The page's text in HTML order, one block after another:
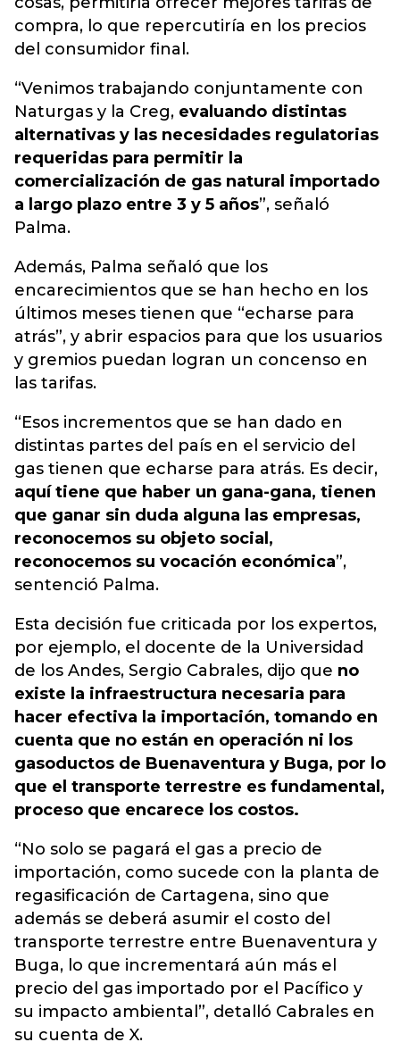
compra, lo que repercutiría en los precios
del consumidor final.
“Venimos trabajando conjuntamente con
Naturgas y la Creg, evaluando distintas
alternativas y las necesidades regulatorias
requeridas para permitir la
comercialización de gas natural importado
a largo plazo entre 3 y 5 años”, señaló
Palma.
Además, Palma señaló que los
encarecimientos que se han hecho en los
últimos meses tienen que “echarse para
atrás”, y abrir espacios para que los usuarios
y gremios puedan logran un concenso en
las tarifas.
“Esos incrementos que se han dado en
distintas partes del país en el servicio del
gas tienen que echarse para atrás. Es decir,
aquí tiene que haber un gana-gana, tienen
que ganar sin duda alguna las empresas,
reconocemos su objeto social,
reconocemos su vocación económica”,
sentenció Palma.
Esta decisión fue criticada por los expertos,
por ejemplo, el docente de la Universidad
de los Andes, Sergio Cabrales, dijo que no
existe la infraestructura necesaria para
hacer efectiva la importación, tomando en
cuenta que no están en operación ni los
gasoductos de Buenaventura y Buga, por lo
que el transporte terrestre es fundamental,
proceso que encarece los costos.
“No solo se pagará el gas a precio de
importación, como sucede con la planta de
regasificación de Cartagena, sino que
además se deberá asumir el costo del
transporte terrestre entre Buenaventura y
Buga, lo que incrementará aún más el
precio del gas importado por el Pacífico y
su impacto ambiental”, detalló Cabrales en
su cuenta de X.